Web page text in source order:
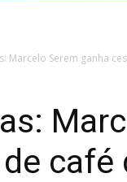
Marcelo Serem ganha
café